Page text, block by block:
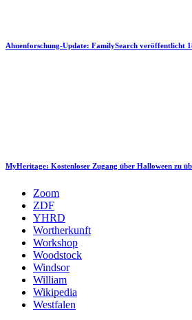
Ahnenforschung-Update: FamilySearch veröffentlicht
MyHeritage: Kostenloser Zugang über Halloween zu
Zoom
ZDF
YHRD
Wortherkunft
Workshop
Woodstock
Windsor
William
Wikipedia
Westfalen